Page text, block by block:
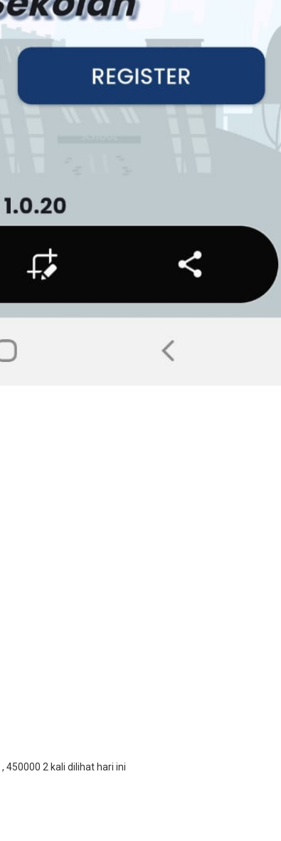
, 450000 2 kali dilihat hari ini